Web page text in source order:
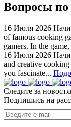
sale.
hilarity
exceptional
method.
with
the
best
prices.
Вопросы по
16 Июля 2026
of famous cooking
gamers. In the game,
16 Июля 2026
and creative cooking
you fascinate...
Следите за
Подпишись на